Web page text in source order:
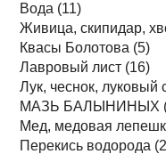
Вода (11)
Живица, скипидар,
Квасы Болотова (5)
Лавровый лист (16)
Лук, чеснок, луковый
МАЗЬ БАЛЫНИНЫХ
Мед, медовая
Перекись водорода